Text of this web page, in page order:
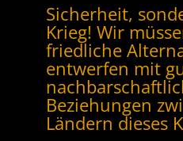
Sicherheit,
Krieg! Wir
friedliche
entwerfen mit
Beziehungen
Ländern dieses